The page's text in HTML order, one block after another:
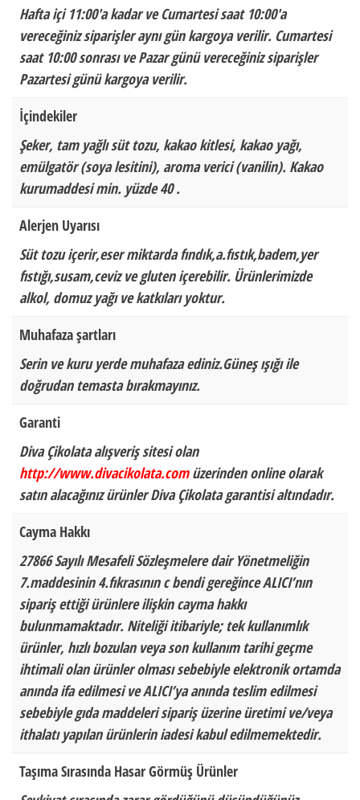
Hafta içi 11:00'a kadar ve Cumartesi saat 10:00'a
vereceğiniz siparişler aynı gün kargoya verilir. Cumartesi
saat 10:00 sonrası ve Pazar günü vereceğiniz siparişler
Pazartesi günü kargoya verilir.
İçindekiler
Şeker, tam yağlı süt tozu, kakao kitlesi, kakao yağı,
emülgatör (soya lesitini), aroma verici (vanilin). Kakao
kurumaddesi min. yüzde 40 .
Alerjen Uyarısı
Süt tozu içerir,eser miktarda fındık,a.fıstık,badem,yer
fıstığı,susam,ceviz ve gluten içerebilir. Ürünlerimizde
alkol, domuz yağı ve katkıları yoktur.
Muhafaza şartları
Serin ve kuru yerde muhafaza ediniz.Güneş ışığı ile
doğrudan temasta bırakmayınız.
Garanti
Diva Çikolata alışveriş sitesi olan
http://www.divacikolata.comüzerinden online olarak
satın alacağınız ürünler Diva Çikolata garantisi altındadır.
Cayma Hakkı
27866 Sayılı Mesafeli Sözleşmelere dair Yönetmeliğin
7.maddesinin 4.fıkrasının c bendi gereğince ALICI’nın
sipariş ettiği ürünlere ilişkin cayma hakkı
bulunmamaktadır. Niteliği itibariyle; tek kullanımlık
ürünler, hızlı bozulan veya son kullanım tarihi geçme
ihtimali olan ürünler olması sebebiyle elektronik ortamda
anında ifa edilmesi ve ALICI’ya anında teslim edilmesi
sebebiyle gıda maddeleri sipariş üzerine üretimi ve/veya
ithalatı yapılan ürünlerin iadesi kabul edilmemektedir.
Taşıma Sırasında Hasar Görmüş Ürünler